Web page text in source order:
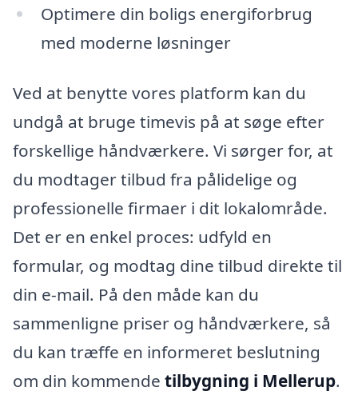
Optimere din boligs energiforbrug
med moderne løsninger
Ved at benytte vores platform kan du
undgå at bruge timevis på at søge efter
forskellige håndværkere. Vi sørger for, at
du modtager tilbud fra pålidelige og
professionelle firmaer i dit lokalområde.
Det er en enkel proces: udfyld en
formular, og modtag dine tilbud direkte til
din e-mail. På den måde kan du
sammenligne priser og håndværkere, så
du kan træffe en informeret beslutning
om din kommende tilbygning i Mellerup.